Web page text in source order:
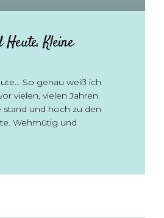
Kleine
So genau weiß ich
vielen, vielen Jahren
stand und hoch zu den
Wehmütig und